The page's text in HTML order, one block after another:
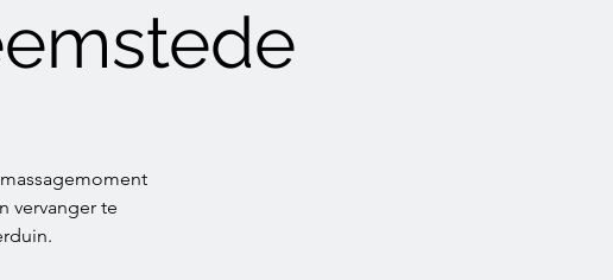
vervanger te